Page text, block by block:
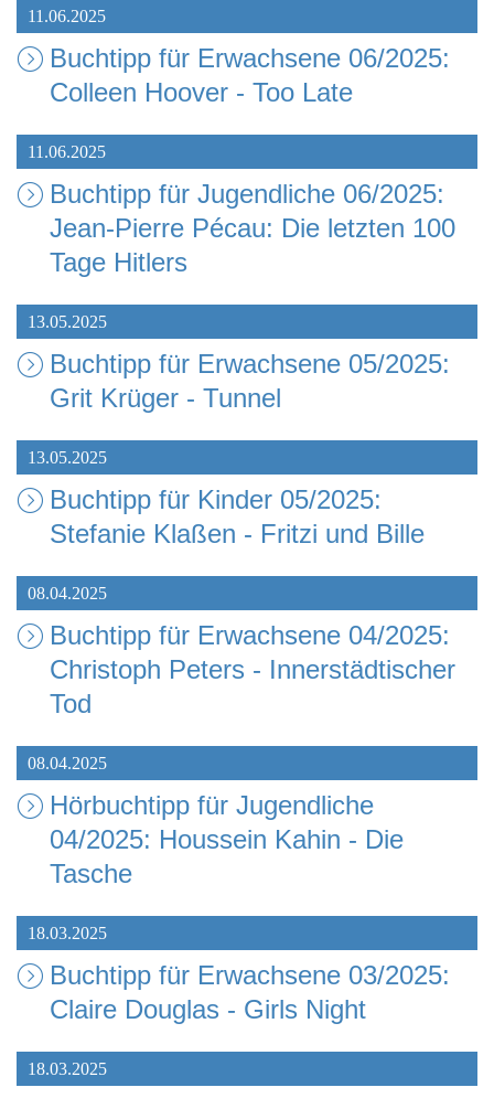
11.06.2025
Buchtipp für Erwachsene 06/2025:
Colleen Hoover - Too Late
11.06.2025
Buchtipp für Jugendliche 06/2025:
Jean-Pierre Pécau: Die letzten 100
Tage Hitlers
13.05.2025
Buchtipp für Erwachsene 05/2025:
Grit Krüger - Tunnel
13.05.2025
Buchtipp für Kinder 05/2025:
Stefanie Klaßen - Fritzi und Bille
08.04.2025
Buchtipp für Erwachsene 04/2025:
Christoph Peters - Innerstädtischer
Tod
08.04.2025
Hörbuchtipp für Jugendliche
04/2025: Houssein Kahin - Die
Tasche
18.03.2025
Buchtipp für Erwachsene 03/2025:
Claire Douglas - Girls Night
18.03.2025